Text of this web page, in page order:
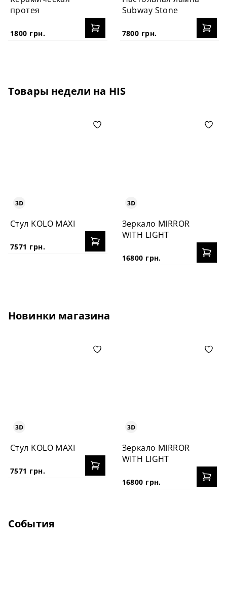
протея
1800 грн.
Subway Stone
7800 грн.
Товары недели на HIS
Стул KOLO MAXI
7571 грн.
Зеркало MIRROR
WITH LIGHT
16800 грн.
Новинки магазина
Стул KOLO MAXI
7571 грн.
Зеркало MIRROR
WITH LIGHT
16800 грн.
События